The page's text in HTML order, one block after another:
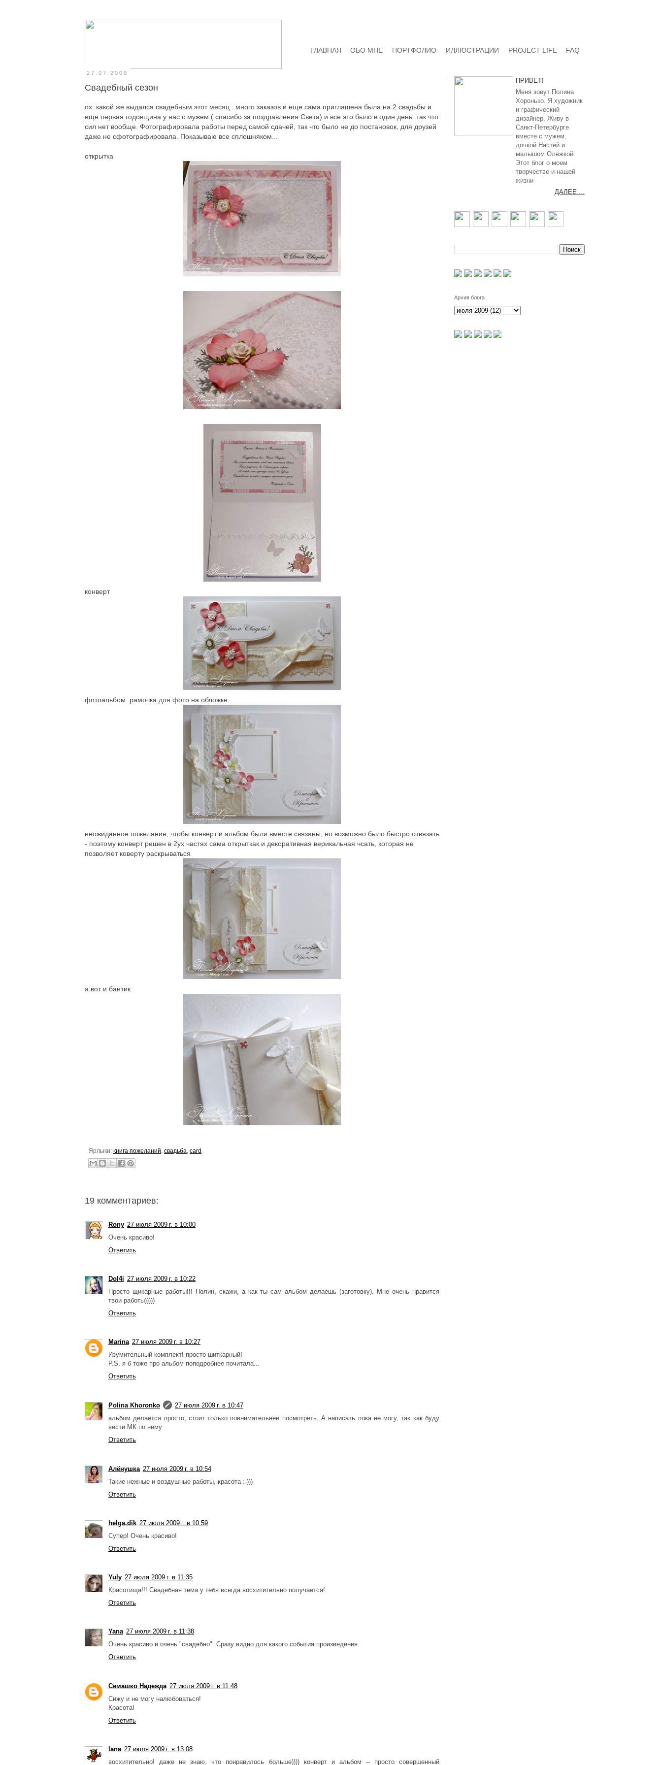
FAQ
PROJECT LIFE
ИЛЛЮСТРАЦИИ
ПОРТФОЛИО
ОБО МНЕ
ГЛАВНАЯ
27.07.2009
Свадебный сезон
ох..какой же выдался свадебным этот месяц...много заказов и еще сама приглашена была на 2 свадьбы и
еще первая годовщина у нас с мужем ( спасибо за поздравления Света) и все это было в один день..так что
сил нет вообще. Фотографировала работы перед самой сдачей, так что было не до постановок, для друзей
даже не сфотографировала. Показываю все сплошняком...
открытка
конверт
фотоальбом. рамочка для фото на обложке
неожиданное пожелание, чтобы конверт и альбом были вместе связаны, но возможно было быстро отвязать
- поэтому конверт решен в 2ух частях сама открыткак и декоративная верикальная чсать, которая не
позволяет коверту раскрываться
а вот и бантик
Ярлыки: книга пожеланий свадьба card
19 комментариев:
Rony 27 июля 2009 г. в 10:00
Очень красиво!
Ответить
Dol4i 27 июля 2009 г. в 10:22
Просто щикарные работы!!! Полин, скажи, а как ты сам альбом делаешь (заготовку). Мне очень нравится
твои работы)))))
Ответить
Marina 27 июля 2009 г. в 10:27
Изумительный комплект! просто шиткарный!
P.S. я б тоже про альбом поподробнее почитала...
Ответить
Polina Khoronko
27 июля 2009 г. в 10:47
альбом делается просто, стоит только повнимательнее посмотреть. А написать пока не могу, так как буду
вести МК по нему
Ответить
Алёнушка 27 июля 2009 г. в 10:54
Такие нежные и воздушные работы, красота :-)))
Ответить
helga.dik 27 июля 2009 г. в 10:59
Супер! Очень красиво!
Ответить
Yuly 27 июля 2009 г. в 11:35
Красотища!!! Свадебная тема у тебя всегда восхитительно получается!
Ответить
Yana 27 июля 2009 г. в 11:38
Очень красиво и очень "свадебно". Сразу видно для какого события произведения.
Ответить
Семашко Надежда 27 июля 2009 г. в 11:48
Сижу и не могу налюбоваться!
Красота!
Ответить
lana 27 июля 2009 г. в 13:08
восхитительно! даже не знаю, что понравилось больше)))) конверт и альбом -- просто совершенный
ПРИВЕТ!
Меня зовут Полина
Хоронько. Я художник
и графический
дизайнер. Живу в
Санкт-Петербурге
вместе с мужем,
дочкой Настей и
малышом Олежкой.
Этот блог о моем
творчестве и нашей
жизни
ДАЛЕЕ ...
Архив блога